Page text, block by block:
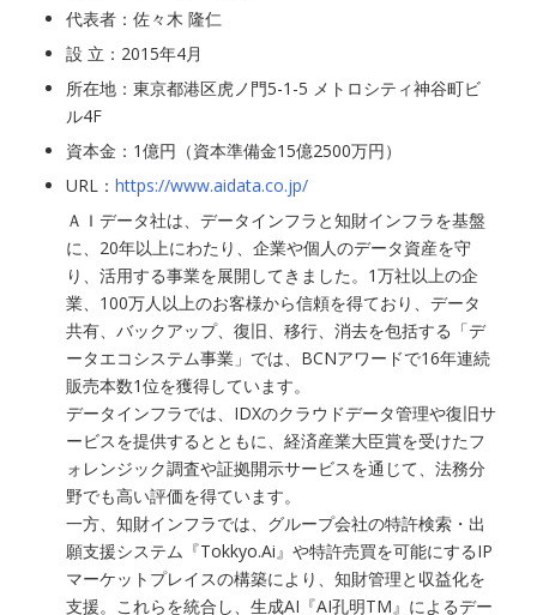
代表者：佐々木 隆仁
設 立：2015年4月
所在地：東京都港区虎ノ門5-1-5 メトロシティ神谷町ビ
ル4F
資本金：1億円（資本準備金15億2500万円）
URL： https://www.aidata.co.jp/
ＡＩデータ社は、データインフラと知財インフラを基盤
に、20年以上にわたり、企業や個人のデータ資産を守
り、活用する事業を展開してきました。1万社以上の企
業、100万人以上のお客様から信頼を得ており、データ
共有、バックアップ、復旧、移行、消去を包括する「デ
ータエコシステム事業」では、BCNアワードで16年連続
販売本数1位を獲得しています。
データインフラでは、IDXのクラウドデータ管理や復旧サ
ービスを提供するとともに、経済産業大臣賞を受けたフ
ォレンジック調査や証拠開示サービスを通じて、法務分
野でも高い評価を得ています。
一方、知財インフラでは、グループ会社の特許検索・出
願支援システム『Tokkyo.Ai』や特許売買を可能にするIP
マーケットプレイスの構築により、知財管理と収益化を
支援。これらを統合し、生成AI『AI孔明TM』によるデー